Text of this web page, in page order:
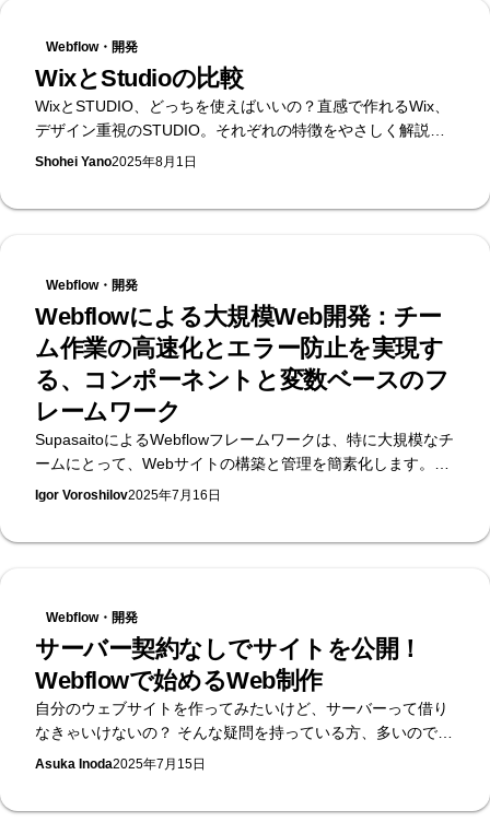
Webflow・開発
WixとStudioの比較
WixとSTUDIO、どっちを使えばいいの？直感で作れるWix、
デザイン重視のSTUDIO。それぞれの特徴をやさしく解説。
さらに「Webflow」というプロ仕様ツールもご紹介します！
Shohei Yano2025年8月1日
Webflow・開発
Webflowによる大規模Web開発：チー
ム作業の高速化とエラー防止を実現す
る、コンポーネントと変数ベースのフ
レームワーク
SupasaitoによるWebflowフレームワークは、特に大規模なチ
ームにとって、Webサイトの構築と管理を簡素化します。プ
ロパティ、構造化変数、明確な CSS クラス命名を備えたコ
り、スケーラブルで、エラーのないWebflow開発が可能にな
Igor Voroshilov2025年7月16日
Webflow・開発
サーバー契約なしでサイトを公開！
Webflowで始めるWeb制作
自分のウェブサイトを作ってみたいけど、サーバーって借り
なきゃいけないの？ そんな疑問を持っている方、多いのでは
ないでしょうか。 これまでは、ウェブサイトを作るには「サ
Asuka Inoda2025年7月15日